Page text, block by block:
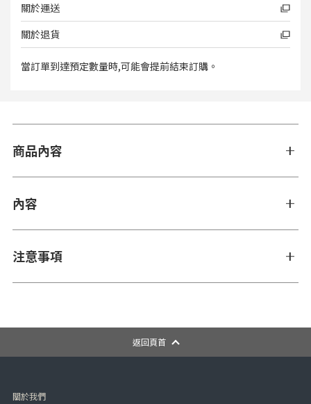
關於運送
關於退貨
當訂單到達預定數量時,可能會提前結束訂購。
商品內容
內容
注意事項
返回頁首
關於我們